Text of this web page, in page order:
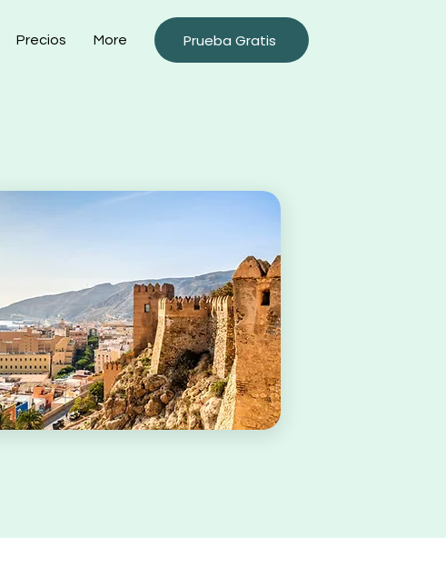
Precios More Prueba Gratis